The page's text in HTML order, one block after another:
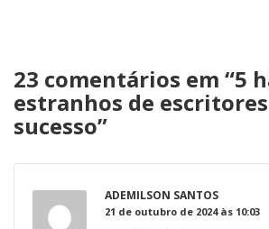
23 comentários em “5
estranhos de
sucesso”
ADEMILSON SANTOS
21 de outubro de 2024 às 10:03